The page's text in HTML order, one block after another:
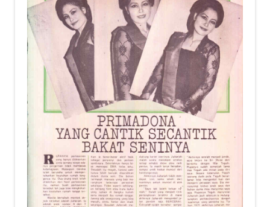
child
menu
Alamat
Rekening
Reseller